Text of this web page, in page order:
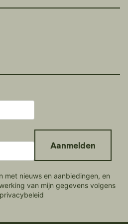
met nieuws en aanbiedingen, en
van mijn gegevens volgens
Aanmelden